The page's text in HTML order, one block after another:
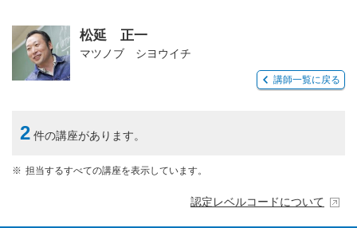
松延 正一
マツノブ シヨウイチ
講師一覧に戻る
2 件の講座があります。
担当するすべての講座を表示しています。
認定レベルコードについて